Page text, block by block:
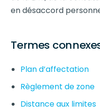
en désaccord
Termes
Plan d’affectation
Règlement de zone
Distance aux limites